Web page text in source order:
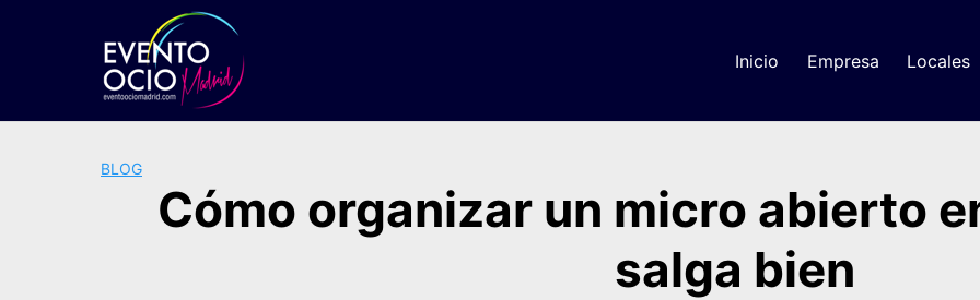
Inicio Empresa Locales
BLOG
Cómo organizar un micro abierto
salga bien